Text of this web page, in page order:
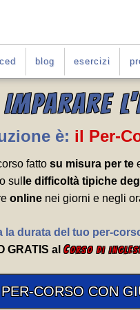
blog esercizi
è: il Per-
fatto su misura per te
sul le difficoltà tipiche
online nei giorni e negli
la durata del tuo per-
GRATIS al Corso di
PER-CORSO CON